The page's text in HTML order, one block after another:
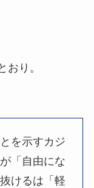
おり。
を示すカジ
「自由にな
けるは「軽